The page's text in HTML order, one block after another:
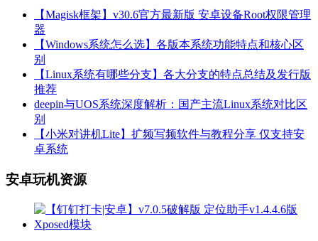
【Magisk框架】v30.6官方最新版 安卓设备Root权限管理
器
【Windows系统怎么选】各版本系统功能特点和核心区
别
【Linux系统有哪些分支】各大分支的特点总结及发行版
推荐
deepin与UOS系统深度解析：国产主流Linux系统对比区
别
【小米对讲机Lite】扩频写频软件与教程分享 仅支持安
卓系统
安卓玩机资源